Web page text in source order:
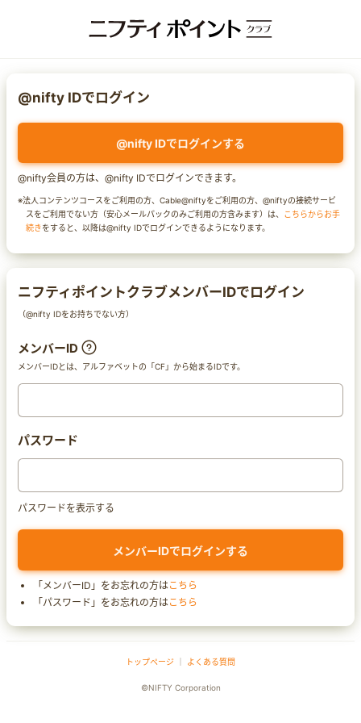
@nifty IDでログイン
@nifty IDでログインする
@nifty会員の方は、@nifty IDでログインできます。
※法人コンテンツコースをご利用の方、Cable@niftyをご利用の方、@niftyの接続サービ
スをご利用でない方（安心メールパックのみご利用の方含みます）は、 こちらからお手
続きをすると、以降は@nifty IDでログインできるようになります。
ニフティポイントクラブメンバーIDでログイン
（@nifty IDをお持ちでない方）
メンバーID
メンバーIDとは、アルファベットの「CF」から始まるIDです。
パスワード
パスワードを表示する
「メンバーID」をお忘れの方はこちら
「パスワード」をお忘れの方はこちら
トップページ よくある質問
©NIFTY Corporation